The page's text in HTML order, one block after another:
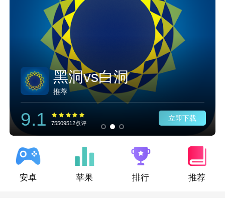
黑洞vs白洞
推荐
9.1 75509512点评
立即下载
安卓 苹果 排行 推荐